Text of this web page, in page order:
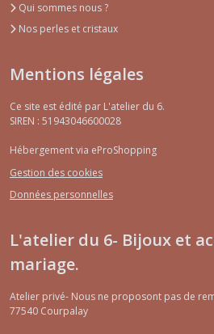
Qui sommes nous ?
Nos perles et cristaux
Mentions légales
Ce site est édité par L'atelier du 6.
SIREN : 51943046600028
Hébergement via eProShopping
Gestion des cookies
Données personnelles
L'atelier du 6- Bijoux et
mariage.
Atelier privé- Nous ne proposont pas de
77540 Courpalay